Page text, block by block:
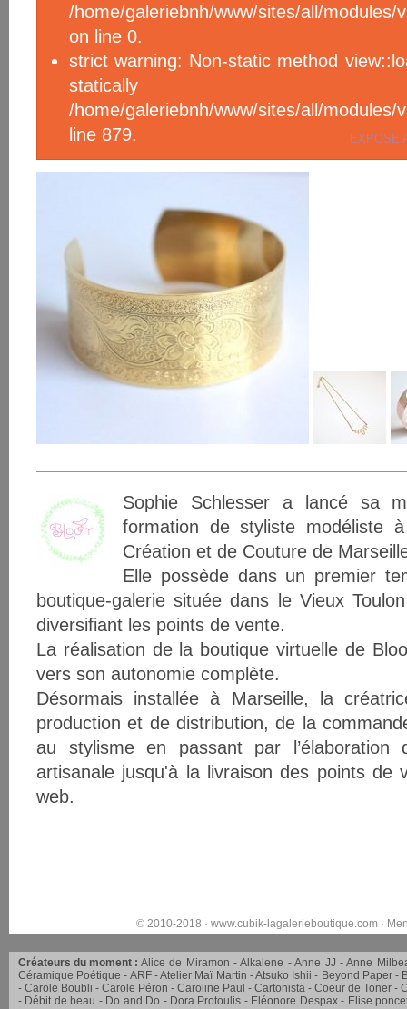
/home/galeriebnh/www/sites/all/modules/
on line 0.
strict warning: Non-static method
/home/galeriebnh/www/sites/all/
line 879.
EXPOSE
Sophie Schlesser a lancé sa
formation de styliste modéliste
Création et de Couture de
Elle possède dans un premier
boutique-galerie située dans le Vieux
diversifiant les points de vente.
La réalisation de la boutique virtuelle de
vers son autonomie complète.
Désormais installée à Marseille, la
production et de distribution, de la
au stylisme en passant par l’élaboration
artisanale jusqu'à la livraison des points de
web.
© 2010-2018 · www.cubik-lagalerieboutique.com·
Créateurs du moment : Alice de Miramon Alkalene Anne JJ
Anne
Céramique Poétique
ARF Atelier Maï Martin Atsuko Ishii Beyond Paper
Carole Boubli
Carole Péron Caroline Paul Cartonista Coeur de Toner
Débit de beau
Do and Do Dora Protoulis Eléonore Despax
Elise